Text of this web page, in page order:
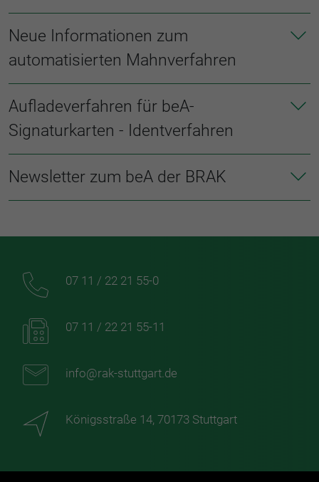
Neue Informationen zum
automatisierten Mahnverfahren
Aufladeverfahren für beA-
Signaturkarten - Identverfahren
Newsletter zum beA der BRAK
07 11 / 22 21 55-0
07 11 / 22 21 55-11
info@rak-stuttgart.de
Königsstraße 14, 70173 Stuttgart